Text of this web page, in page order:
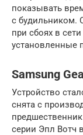
показывать
с будильником.
при сбоях в
установленные
Samsung
Устройство
снята с
серии Эпл Вотч